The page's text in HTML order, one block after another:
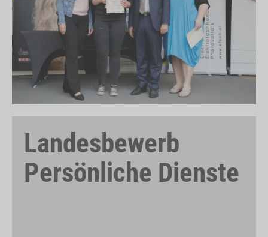
Landesbewerb
Persönliche Dienste